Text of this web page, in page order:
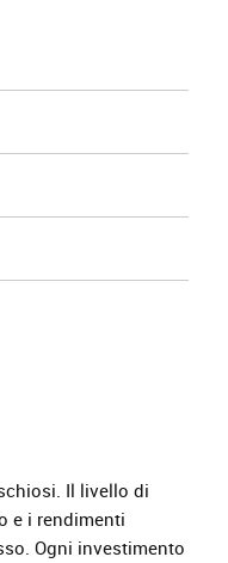
Il livello di
e i rendimenti
Ogni investimento